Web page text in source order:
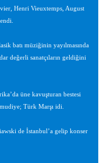
Henri Vieuxtemps, August
batı müziğinin yayılmasında
değerli sanatçıların geldiğini
üne kavuşturan bestesi
Türk Marşı idi.
de İstanbul’a gelip konser